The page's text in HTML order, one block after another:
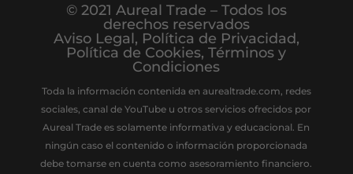
© 2021 Aureal Trade – Todos los
derechos reservados
Aviso Legal, Política de Privacidad,
Política de Cookies,Términos y
Condiciones
Toda la información contenida en aurealtrade.com, redes
sociales, canal de YouTube u otros servicios ofrecidos por
Aureal Trade es solamente informativa y educacional. En
ningún caso el contenido o información proporcionada
debe tomarse en cuenta como asesoramiento financiero.